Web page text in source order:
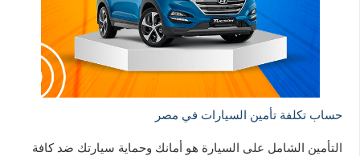
حساب تكلفة تأمين السيارات في مصر
التأمين الشامل على السيارة هو أمانك وحماية سيارتك ضد كافة